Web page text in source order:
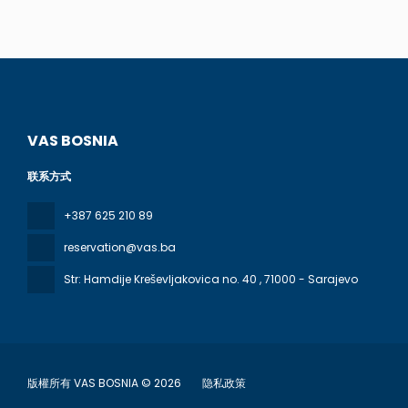
VAS BOSNIA
联系方式
+387 625 210 89
reservation@vas.ba
Str: Hamdije Kreševljakovica no. 40 , 71000 - Sarajevo
版權所有 VAS BOSNIA © 2026 隐私政策